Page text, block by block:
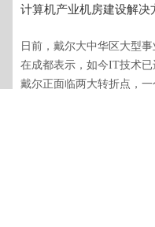
计算机产业机房建设解决
日前，戴尔大中华区大型
在成都表示，如今IT技术已
戴尔正面临两大转折点，